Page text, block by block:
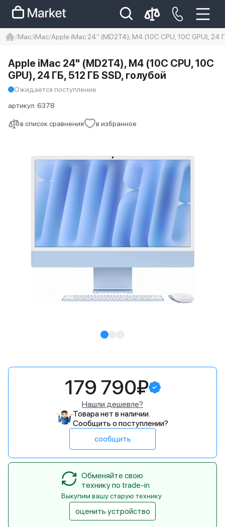
Iphone 14 pro max
айфон 14
Mac iMac Apple iMac 24" (MD2T4), M4 (10C CPU, 10C GPU), 24
в список сравнения в избранное
Apple iMac 24" (MD2T4), M4 (10C CPU, 10C
GPU), 24 ГБ, 512 ГБ SSD, голубой
Ожидается поступление
артикул: 6378
179 790₽
Нашли дешевле?
Товара нет в наличии.
Сообщить о поступлении?
сообщить
Обменяйте свою
технику по trade-in
Выкупим вашу старую технику
оценить устройство